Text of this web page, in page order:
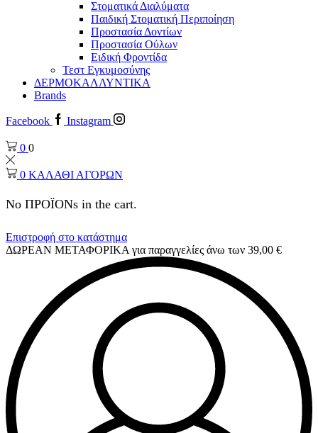
Στοματικά Διαλύματα
Παιδική Στοματική Περιποίηση
Προστασία Δοντίων
Προστασία Ούλων
Ειδική Φροντίδα
Τεστ Εγκυμοσύνης
ΔΕΡΜΟΚΑΛΛΥΝΤΙΚΑ
Brands
Facebook Instagram
0 0
0 ΚΑΛΑΘΙ ΑΓΟΡΩΝ
No ΠΡΟΪΟΝs in the cart.
Επιστροφή στο κατάστημα
ΔΩΡΕΑΝ ΜΕΤΑΦΟΡΙΚΑ για παραγγελίες άνω των 39,00 €